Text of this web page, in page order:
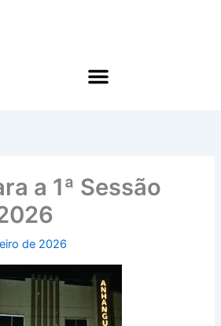
a 1ª Sessão
de 2026